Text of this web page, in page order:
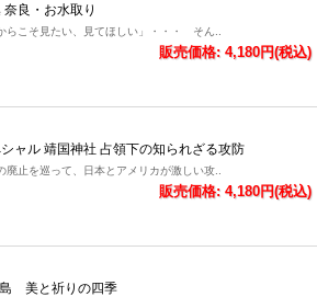
奈良・お水取り
らこそ見たい、見てほしい」・・・ そん..
販売価格: 4,180円(税込)
ャル 靖国神社 占領下の知られざる攻防
廃止を巡って、日本とアメリカが激しい攻..
販売価格: 4,180円(税込)
美と祈りの四季